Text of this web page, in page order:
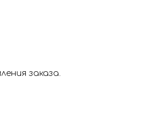
заказа.